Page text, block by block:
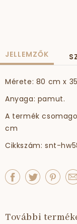
JELLEMZŐK
Mérete: 80 cm x
Anyaga: pamut.
A termék
cm
Cikkszám: snt-
További